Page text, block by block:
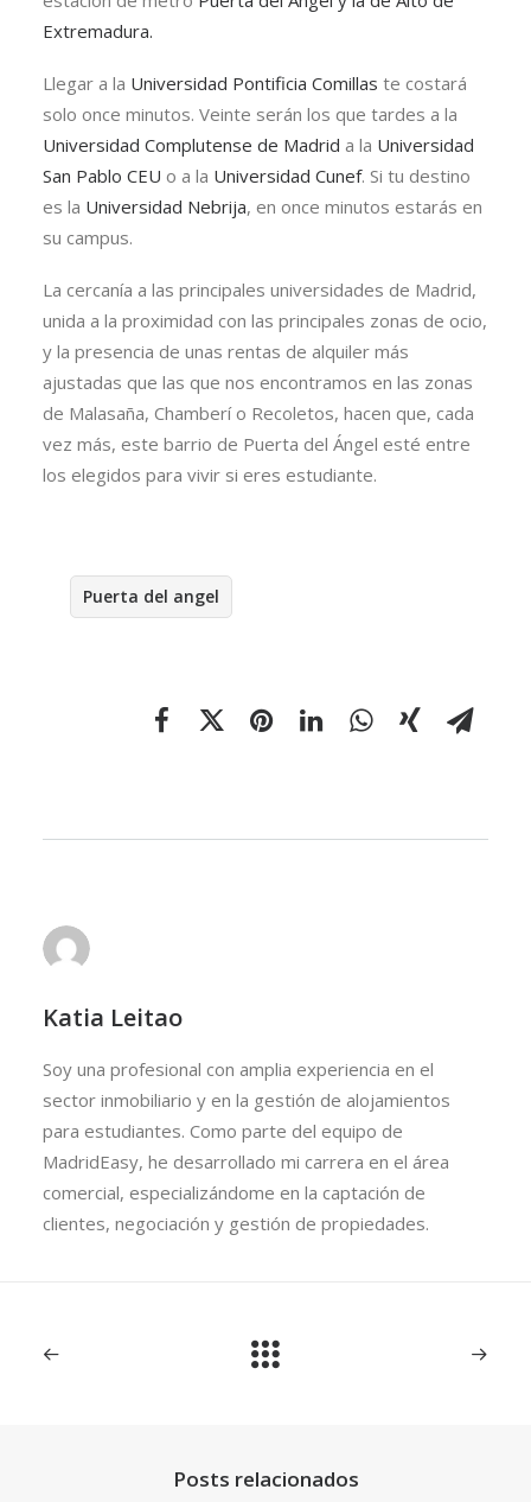
Extremadura.
Llegar a la Universidad Pontificia Comillas te costará
solo once minutos. Veinte serán los que tardes a la
Universidad Complutense de Madrid a la Universidad
San Pablo CEU o a la Universidad Cunef. Si tu destino
es la Universidad Nebrija, en once minutos estarás en
su campus.
La cercanía a las principales universidades de Madrid,
unida a la proximidad con las principales zonas de ocio,
y la presencia de unas rentas de alquiler más
ajustadas que las que nos encontramos en las zonas
de Malasaña, Chamberí o Recoletos, hacen que, cada
vez más, este barrio de Puerta del Ángel esté entre
los elegidos para vivir si eres estudiante.
Puerta del angel
Katia Leitao
Soy una profesional con amplia experiencia en el
sector inmobiliario y en la gestión de alojamientos
para estudiantes. Como parte del equipo de
MadridEasy, he desarrollado mi carrera en el área
comercial, especializándome en la captación de
clientes, negociación y gestión de propiedades.
Posts relacionados